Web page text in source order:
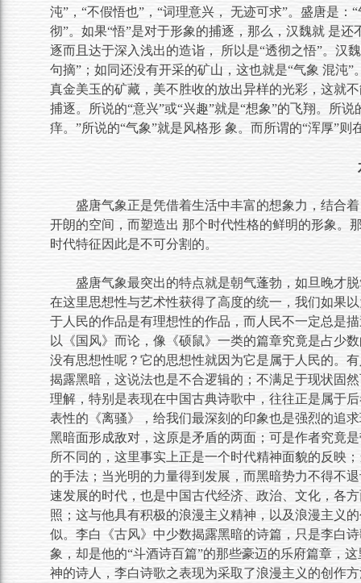
沌”，“不假悟也”，“词理意兴， 无迹可求”。盛唐是
彻”。如果“悟”是对于形象的捕逐，那么，汉魏就 是
逐而且达于深入浅出的造诣， 所以是“透彻之悟”。汉
句摘”；如同还没有开采的矿山，这也就是“气象 混沌
真金美玉的矿藏，美不胜收的放出异样的光彩，这就
捕逐。所说的“意兴”或“兴趣”就是“想象”的飞翔。所
痒。”所说的“气象”就是风格形 象。而所谓的“浑厚”
盛唐气象正是凭借着生活中丰富的想象力，结合
开朗的空间，而塑造出 那个时代性格的鲜明的形象。
时代特征因此是不可分割的。
盛唐气象最突出的特点就是朝气蓬勃，如旦晚才
在这里思想性与艺术性获得了高度的统一，我们如果
于人民的作品是有理想性的作品，而人民不一定总是
以《国风》而论，像《硕鼠》一类的篇章究竟是占少
没有思想性呢？它的思想性就因为它是属于人民的。
揭露黑暗，这说法也是不合逻辑的；不满足于现状固
理解，特别是表现在中国古典诗歌中，往往正是属于
表性的《离骚》，给我们最深刻的印象也是强烈的追
黑暗面形成敌对，这原是矛盾的两面；可是作者究竟
所不同的，这里事实上正是一个时代精神面貌的反映
的手法；当光明的力量得到发展，而黑暗势力不得不
速发展的时代，也是中国古代经济、政治、文化，各
照；这与他具有积极的浪漫主义精神，以及浪漫主义
似。李白《古风》中少数揭露黑暗的诗篇，只是李白
象，却是他的“斗酒诗百篇”的那些豪迈的乐府篇章，
神的诗人，李白诗歌之表现为采取了浪漫主义的创作